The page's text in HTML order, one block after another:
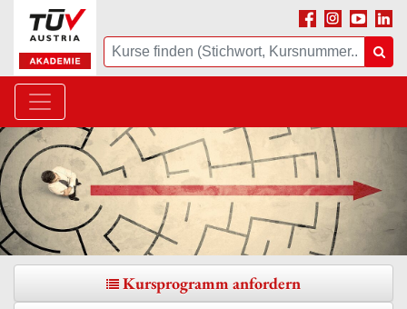
Suche
Facebook
Instagram
Youtube
Kursprogramm anfordern